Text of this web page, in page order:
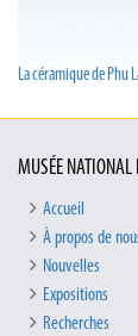
La céramique de Phu
MUSÉE NATIONAL
Accueil
À propos de
Nouvelles
Expositions
Recherches